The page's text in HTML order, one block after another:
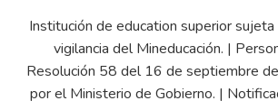
Institución de education superior sujeta
vigilancia del Mineducación. |
Resolución 58 del 16 de septiembre
por el Ministerio de Gobierno. |